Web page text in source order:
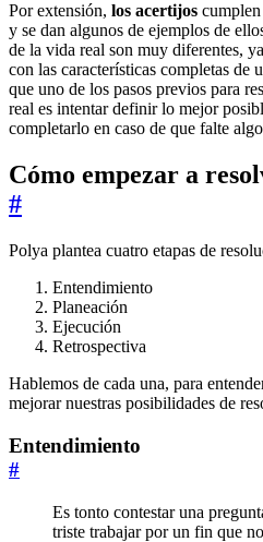
Por extensión, los acertijos cumplen
y se dan algunos de ejemplos de
de la vida real son muy diferentes,
con las características completas
que uno de los pasos previos para
real es intentar definir lo mejor
completarlo en caso de que falte
Cómo empezar a
#
Polya plantea cuatro etapas de
Entendimiento
Planeación
Ejecución
Retrospectiva
Hablemos de cada una, para
mejorar nuestras posibilidades de
Entendimiento
#
Es tonto contestar una
triste trabajar por un fin que